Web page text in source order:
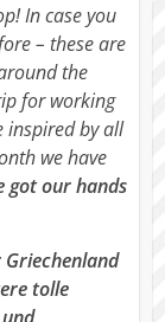
In case you
– these are
the
for working
inspired by all
we have
got our hands
tolle